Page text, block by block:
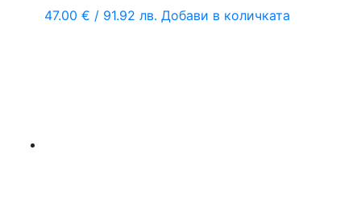
47.00 € / 91.92 лв. Добави в количката